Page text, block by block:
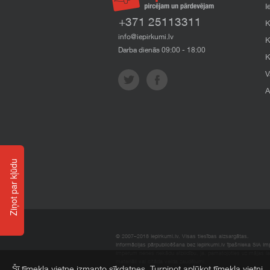
+371 25113311
info@iepirkumi.lv
Darba dienās 09:00 - 18:00
© 2007–2018 Iepirkumi.lv. Visas tiesības aizsargātas.
Informācijas pārpublicēšana bez iepirkumi.lv īpašnieka SIA
Ziņot par kļūdu